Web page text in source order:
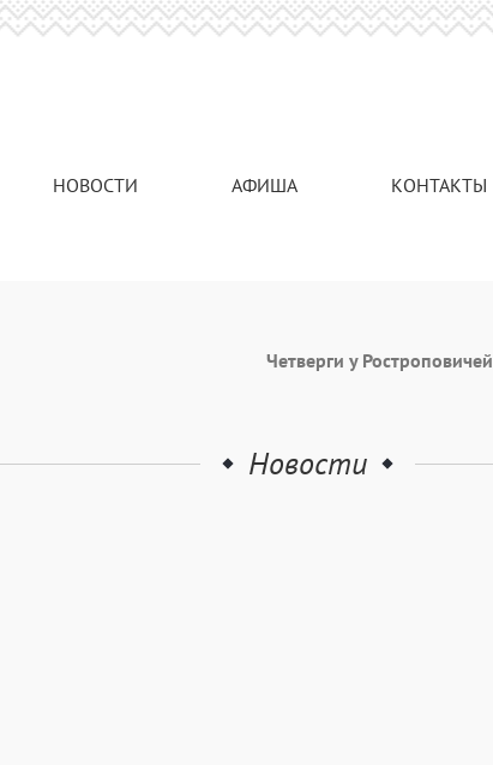
НОВОСТИ АФИША КОНТАКТЫ
Четверги у Ростроповичей
Новости